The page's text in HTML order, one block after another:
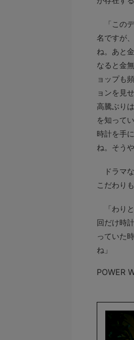
「このデ
名ですが
ね。あと
なると金
ョップも
ョンを見
高騰ぶり
を知って
時計を手
ね。そう
ドラマな
こだわりも
「わり
回だけ時
っていた
ね」
POWER